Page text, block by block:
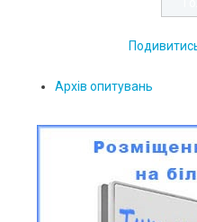
Архів опитувань